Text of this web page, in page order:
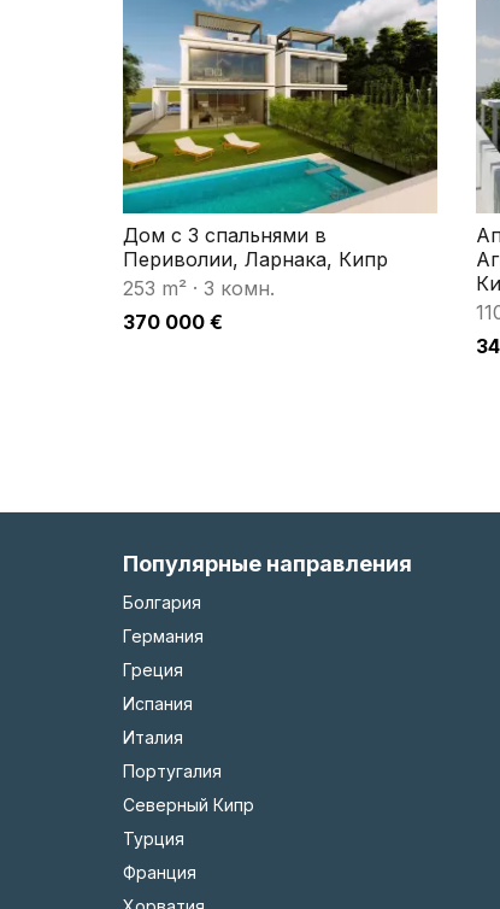
Дом с 3 спальнями в
Периволии, Ларнака, Кипр
253 m² · 3 комн.
370 000 €
Популярные направления
Болгария
Германия
Греция
Испания
Италия
Португалия
Северный Кипр
Турция
Франция